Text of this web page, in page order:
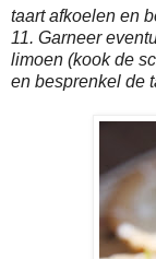
taart afkoelen en
11. Garneer
limoen (kook de
en besprenkel de